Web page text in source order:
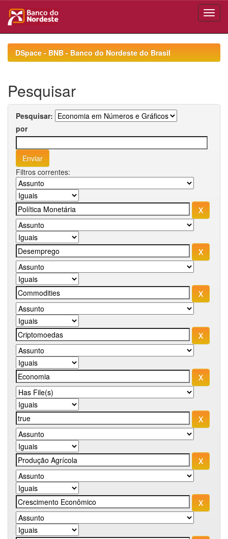
navigationDSpace - BNB - Banco do Nordeste do Brasil
Pesquisar
Pesquisar:
por
Filtros correntes: